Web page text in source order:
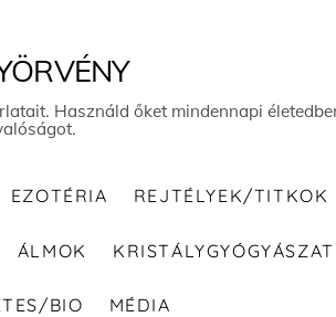
Használd őket mindennapi
EZOTÉRIA REJTÉLYEK/TITKOK
ÁLMOK KRISTÁLYGYÓGYÁSZAT
BIO MÉDIA